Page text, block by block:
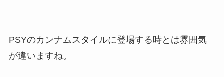
PSYのカンナムスタイルに登場する時とは雰囲気
が違いますね。